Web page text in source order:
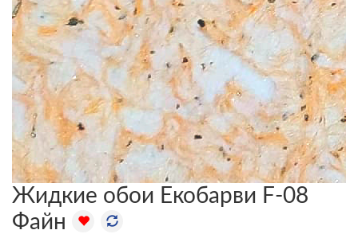
Жидкие обои Екобарви F-08
Файн